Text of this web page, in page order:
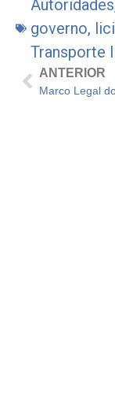
Autoridades
governo,
Transporte
ANTERIOR